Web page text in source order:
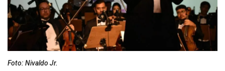
Foto: Nivaldo Jr.